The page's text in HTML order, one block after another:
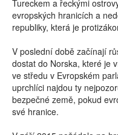
Tureckem a řeckými
evropských hranicích a
republiky, která je
V poslední době začínají
dostat do Norska, které je
ve středu v Evropském
uprchlíci najdou ty
bezpečné země, pokud
své hranice.